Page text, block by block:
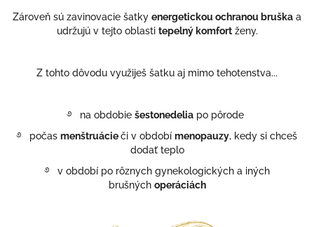
Zároveň sú zavinovacie šatky energetickou ochranou bruška a
udržujú v tejto oblasti tepelný komfort ženy.
Z tohto dôvodu využiješ šatku aj mimo tehotenstva...
࿔ na obdobie šestonedelia po pôrode
࿔ počas menštruácieči v období menopauzy, kedy si chceš
dodať teplo
࿔ v období po rôznych gynekologických a iných
brušných operáciách